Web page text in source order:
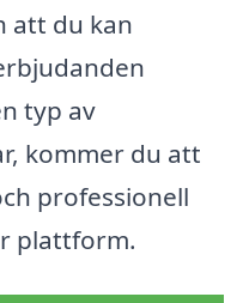
att du kan
typ av
kommer du att
professionell
plattform.